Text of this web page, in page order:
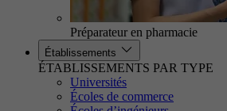
Préparateur en pharmacie
Établissements
ÉTABLISSEMENTS PAR TYPE
Universités
Écoles de commerce